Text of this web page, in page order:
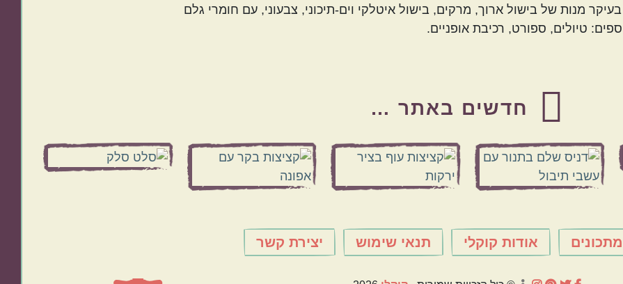
מנות של בישול ארוך, מרקים, בישול איטלקי וים-תיכוני, צבעוני, עם חומרי גלם
טיולים, ספורט, רכיבת אופניים.
חדשים באתר …
אודות קוקלי תנאי שימוש יצירת קשר